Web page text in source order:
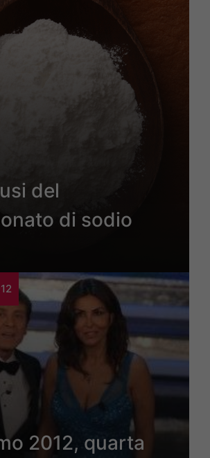
del
di sodio
2012, quarta